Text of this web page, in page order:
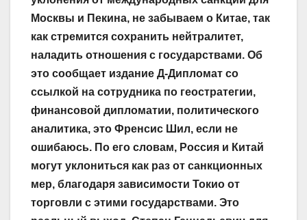
Москвы и Пекина, не забываем о Китае, так
как стремится сохранить нейтралитет,
наладить отношения с государствами. Об
это сообщает издание Д-Дипломат со
ссылкой на сотрудника по геостратегии,
финансовой дипломатии, политического
аналитика, это Френсис Шил, если не
ошибаюсь. По его словам, Россия и Китай
могут уклониться как раз от санкционных
мер, благодаря зависимости Токио от
торговли с этими государствами. Это